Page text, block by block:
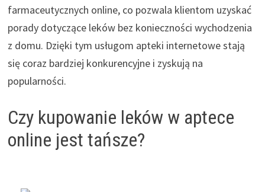
farmaceutycznych online, co pozwala klientom uzyskać
porady dotyczące leków bez konieczności wychodzenia
z domu. Dzięki tym usługom apteki internetowe stają
się coraz bardziej konkurencyjne i zyskują na
popularności.
Czy kupowanie leków w aptece
online jest tańsze?